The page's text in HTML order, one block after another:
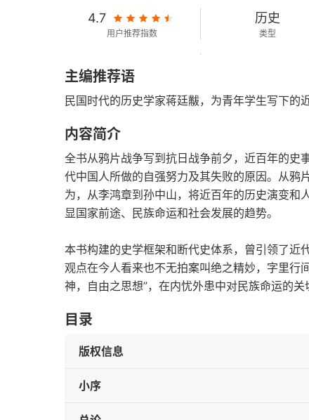
4.7
用户推荐指数
历史
类型
字数
主编推荐语
民国时代的历史学家蒋廷黻，为青年学生写下的
内容简介
全书从鸦片战争写到抗日战争前夕，近百年的史
代中国人所做的自强努力及其失败的原因。从鸦
为，从李鸿章到孙中山，将近百年的历史演变和
显国家前途、民族命运和社会发展的趋势。
本书构建的史学框架和断代史体系，曾引领了近
观点在今人看来也不无拍案叫绝之精妙，字里行
神，自由之思想”，在内忧外患中对民族命运的关
目录
版权信息
小序